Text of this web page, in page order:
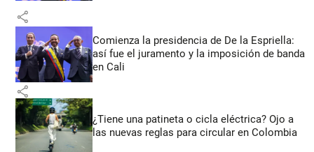
share
Comienza la presidencia de De la Espriella:
así fue el juramento y la imposición de banda
en Cali
share
¿Tiene una patineta o cicla eléctrica? Ojo a
las nuevas reglas para circular en Colombia